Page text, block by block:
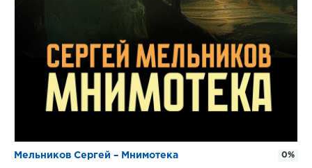
Мельников Сергей – Мнимотека 0%